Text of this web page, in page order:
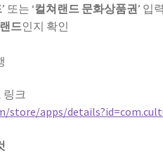
’ 또는 ‘컬쳐랜드 문화상품권’ 입력
드인지 확인
링크
store/apps/